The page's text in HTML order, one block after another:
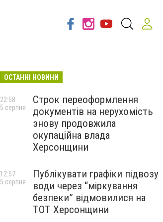
ОСТАННІ НОВИНИ
Строк переоформлення
документів на нерухомість
знову продовжила
окупаційна влада
Херсонщини
22:58
5 серпня
Публікувати графіки підвозу
води через “міркування
безпеки” відмовилися на
ТОТ Херсонщини
12:57
5 серпня